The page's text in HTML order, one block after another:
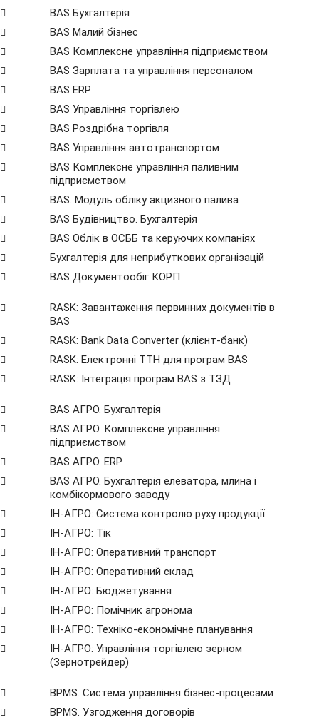
BAS Бухгалтерія
BAS Малий бізнес
BAS Комплексне управління підприємством
BAS Зарплата та управління персоналом
BAS ERP
BAS Управління торгівлею
BAS Роздрібна торгівля
BAS Управління автотранспортом
BAS Комплексне управління паливним
підприємством
BAS. Модуль обліку акцизного палива
BAS Будівництво. Бухгалтерія
BAS Облік в ОСББ та керуючих компаніях
Бухгалтерія для неприбуткових організацій
BAS Документообіг КОРП
RASK: Завантаження первинних документів в
BAS
RASK: Bank Data Сonverter (клієнт-банк)
RASK: Електронні ТТН для програм BAS
RASK: Інтеграція програм BAS з ТЗД
BAS АГРО. Бухгалтерія
BAS АГРО. Комплексне управління
підприємством
BAS АГРО. ERP
BAS АГРО. Бухгалтерія елеватора, млина і
комбікормового заводу
ІН-АГРО: Система контролю руху продукції
ІН-АГРО: Тік
ІН-АГРО: Оперативний транспорт
ІН-АГРО: Оперативний склад
ІН-АГРО: Бюджетування
ІН-АГРО: Помічник агронома
ІН-АГРО: Техніко-економічне планування
ІН-АГРО: Управління торгівлею зерном
(Зернотрейдер)
BPMS. Система управління бізнес-процесами
BPМS. Узгодження договорів